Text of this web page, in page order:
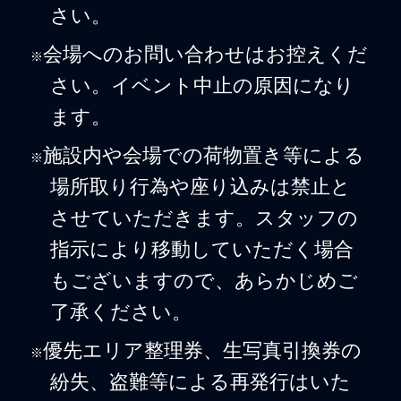
さい。
※会場へのお問い合わせはお控えくだ
さい。イベント中止の原因になり
ます。
※施設内や会場での荷物置き等による
場所取り行為や座り込みは禁止と
させていただきます。スタッフの
指示により移動していただく場合
もございますので、あらかじめご
了承ください。
※優先エリア整理券、生写真引換券の
紛失、盗難等による再発行はいた